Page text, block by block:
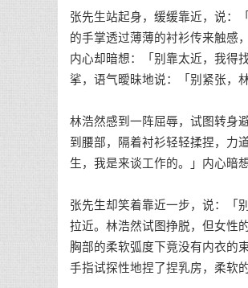
张先生站起身，缓缓靠近，说：
的手掌透过薄薄的衬衫传来触感
内心却暗想：「别靠太近，我得
挲，语气曖昧地说：「别紧张，
林浩然感到一阵屈辱，试图转身
到腰部，隔着衬衫轻轻揉捏，力
生，我是来谈工作的。」内心暗
张先生却笑着靠近一步，说：「
拉近。林浩然试图挣脱，但女性
胸部的柔软弧度下竟没有内衣的
手指试探性地捏了捏乳房，柔软